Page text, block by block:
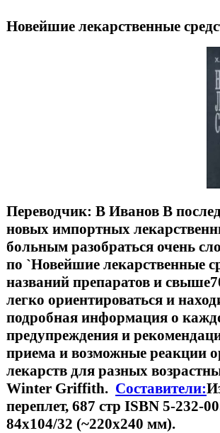
Новейшие лекарственные
Переводчик: В Иванов В
новых импортных
больным разобраться очень
по `Новейшие лекарственные
названий препаратов и
легко ориентироваться и
подробная информация о
предупреждения и
приема и возможные реакции
лекарств для разных
Winter Griffith. Составители:
переплет, 687 стр ISBN 5-232-
84x104/32 (~220x240 мм).